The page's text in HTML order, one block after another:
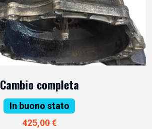
Cambio completa
In buono stato
425,00 €